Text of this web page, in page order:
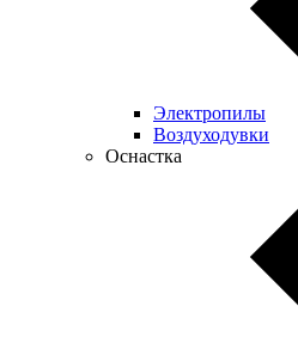
Электропилы
Воздуходувки
Оснастка